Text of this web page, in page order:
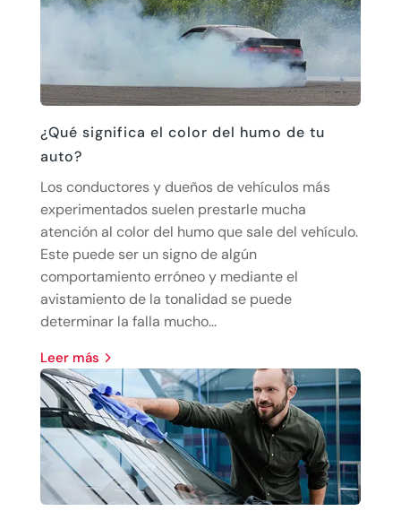
¿Qué significa el color del humo de tu
auto?
Los conductores y dueños de vehículos más
experimentados suelen prestarle mucha
atención al color del humo que sale del vehículo.
Este puede ser un signo de algún
comportamiento erróneo y mediante el
avistamiento de la tonalidad se puede
determinar la falla mucho...
leer más